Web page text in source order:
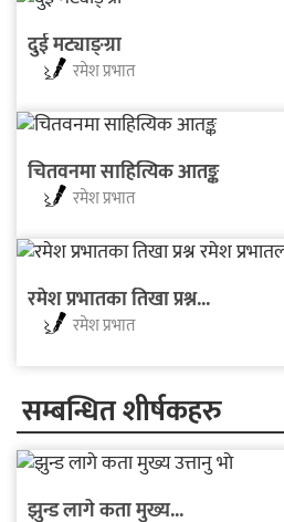
दुई मट्याङ्ग्रा
रमेश प्रभात
चितवनमा साहित्यिक आतङ्क
रमेश प्रभात
रमेश प्रभातका तिखा प्रश्न...
रमेश प्रभात
सम्बन्धित शीर्षकहरु
झुन्ड लागे कता मुख्य...